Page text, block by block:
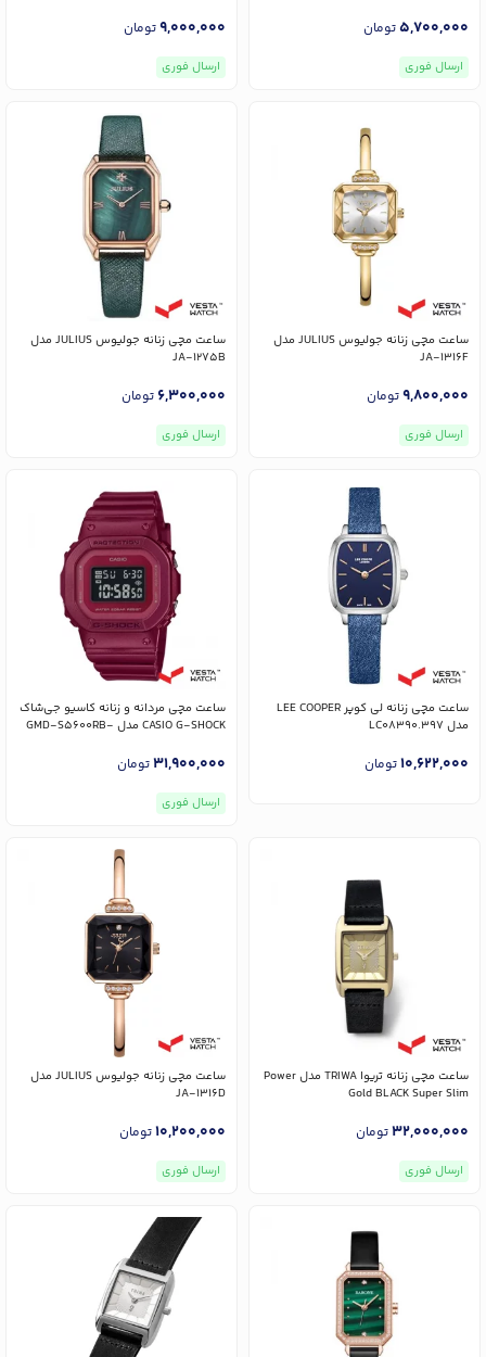
5,700,000تومان
ارسال فوری
9,000,000تومان
ارسال فوری
ساعت مچی زنانه جولیوس JULIUS مدل
JA-1316F
9,800,000تومان
ارسال فوری
ساعت مچی زنانه جولیوس JULIUS مدل
JA-1275B
6,300,000 تومان
ارسال فوری
ساعت مچی زنانه لی کوپر LEE COOPER
مدل LC08390.397
10,622,000تومان
ساعت مچی مردانه و زنانه کاسیو جی‌شاک
CASIO G-SHOCK مدل GMD-S5600RB-
31,900,000تومان
ارسال فوری
ساعت مچی زنانه تریوا TRIWA مدل Power
Gold BLACK Super Slim
32,000,000تومان
ارسال فوری
ساعت مچی زنانه جولیوس JULIUS مدل
JA-1316D
10,200,000تومان
ارسال فوری